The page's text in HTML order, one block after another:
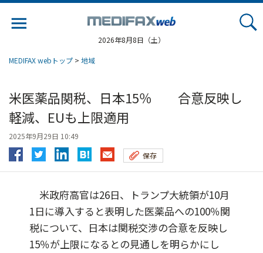
2026年8月8日（土）
MEDIFAX webトップ > 地域
米医薬品関税、日本15％ 合意反映し
軽減、EUも上限適用
2025年9月29日 10:49
保存
米政府高官は26日、トランプ大統領が10月
1日に導入すると表明した医薬品への100％関
税について、日本は関税交渉の合意を反映し
15％が上限になるとの見通しを明らかにし